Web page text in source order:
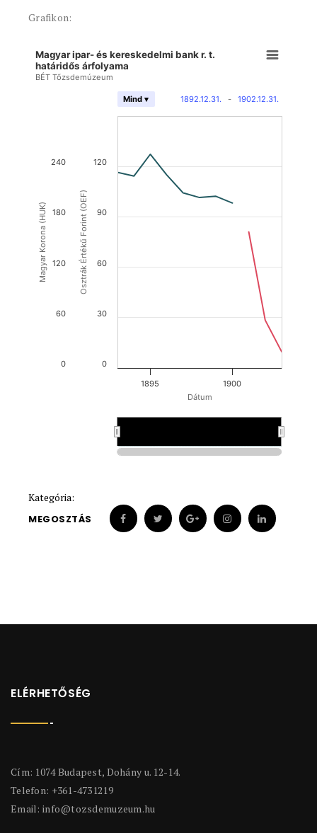
Grafikon:
Dátum
Osztrák Értékű Forint (OEF)
Magyar Korona (HUK)
Magyar ipar- és kereskedelmi bank r. t.
határidős árfolyama
BÉT Tőzsdemúzeum
1892.12.31. - 1902.12.31.
Mind ▾
1900
1895
0
30
60
90
120
0
60
120
180
240
Kategória:
MEGOSZTÁS
ELÉRHETŐSÉG
Cím: 1074 Budapest, Dohány u. 12-14.
Telefon: +361-4731219
Email: info@tozsdemuzeum.hu